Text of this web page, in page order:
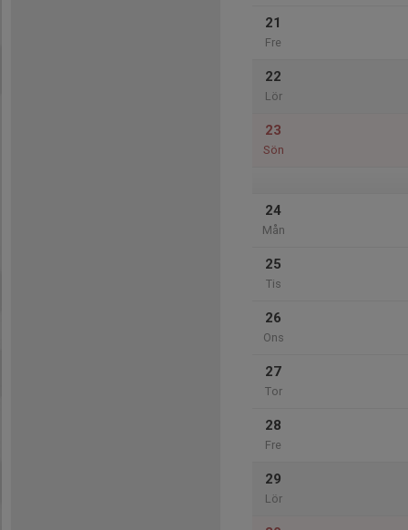
21
Fre
22
Lör
23
Sön
24
Mån
25
Tis
26
Ons
27
Tor
28
Fre
29
Lör